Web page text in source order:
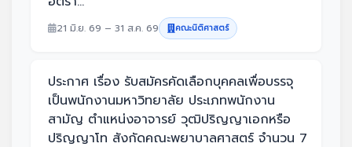
21 มิ.ย. 69 – 31 ส.ค. 69 คณะนิติศาสตร์
ประกาศ เรื่อง รับสมัครคัดเลือกบุคคลเพื่อบรรจุ
เป็นพนักงานมหาวิทยาลัย ประเภทพนักงาน
สามัญ ตำแหน่งอาจารย์ วุฒิปริญญาเอกหรือ
ปริญญาโท สังกัดคณะพยาบาลศาสตร์ จำนวน 7